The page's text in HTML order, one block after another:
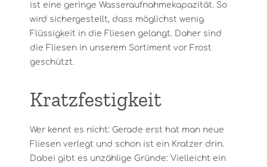
ist eine geringe Wasseraufnahmekapazität. So
wird sichergestellt, dass möglichst wenig
Flüssigkeit in die Fliesen gelangt. Daher sind
die Fliesen in unserem Sortiment vor Frost
geschützt.
Kratzfestigkeit
Wer kennt es nicht: Gerade erst hat man neue
Fliesen verlegt und schon ist ein Kratzer drin.
Dabei gibt es unzählige Gründe: Vielleicht ein